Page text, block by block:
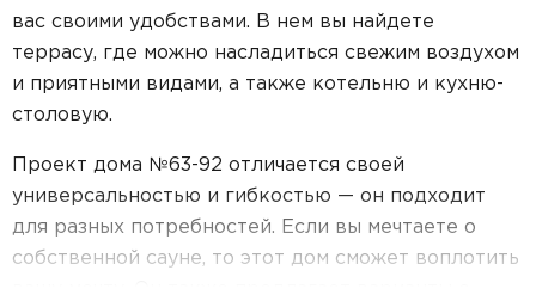
вас своими удобствами. В нем вы найдете
террасу, где можно насладиться свежим воздухом
и приятными видами, а также котельню и кухню-
столовую.
Проект дома №63-92 отличается своей
универсальностью и гибкостью — он подходит
для разных потребностей. Если вы мечтаете о
собственной сауне, то этот дом сможет воплотить